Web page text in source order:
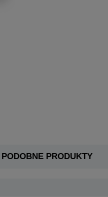
PODOBNE PRODUKTY